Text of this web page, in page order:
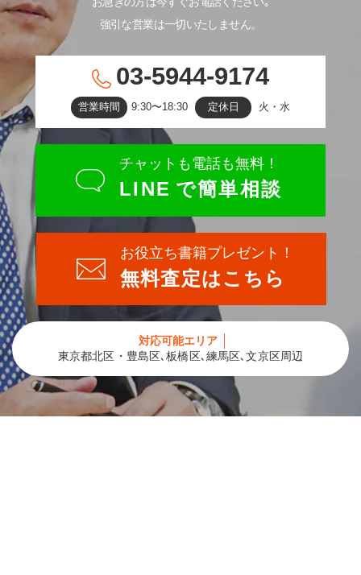
強引な営業は一切いたしません。
03-5944-9174
営業時間 9:30〜18:30 定休日 火・水
チャットも電話も無料！
LINE で簡単相談
お役立ち書籍プレゼント！
無料査定はこちら
対応可能エリア
東京都北区・豊島区､板橋区､練馬区､文京区周辺